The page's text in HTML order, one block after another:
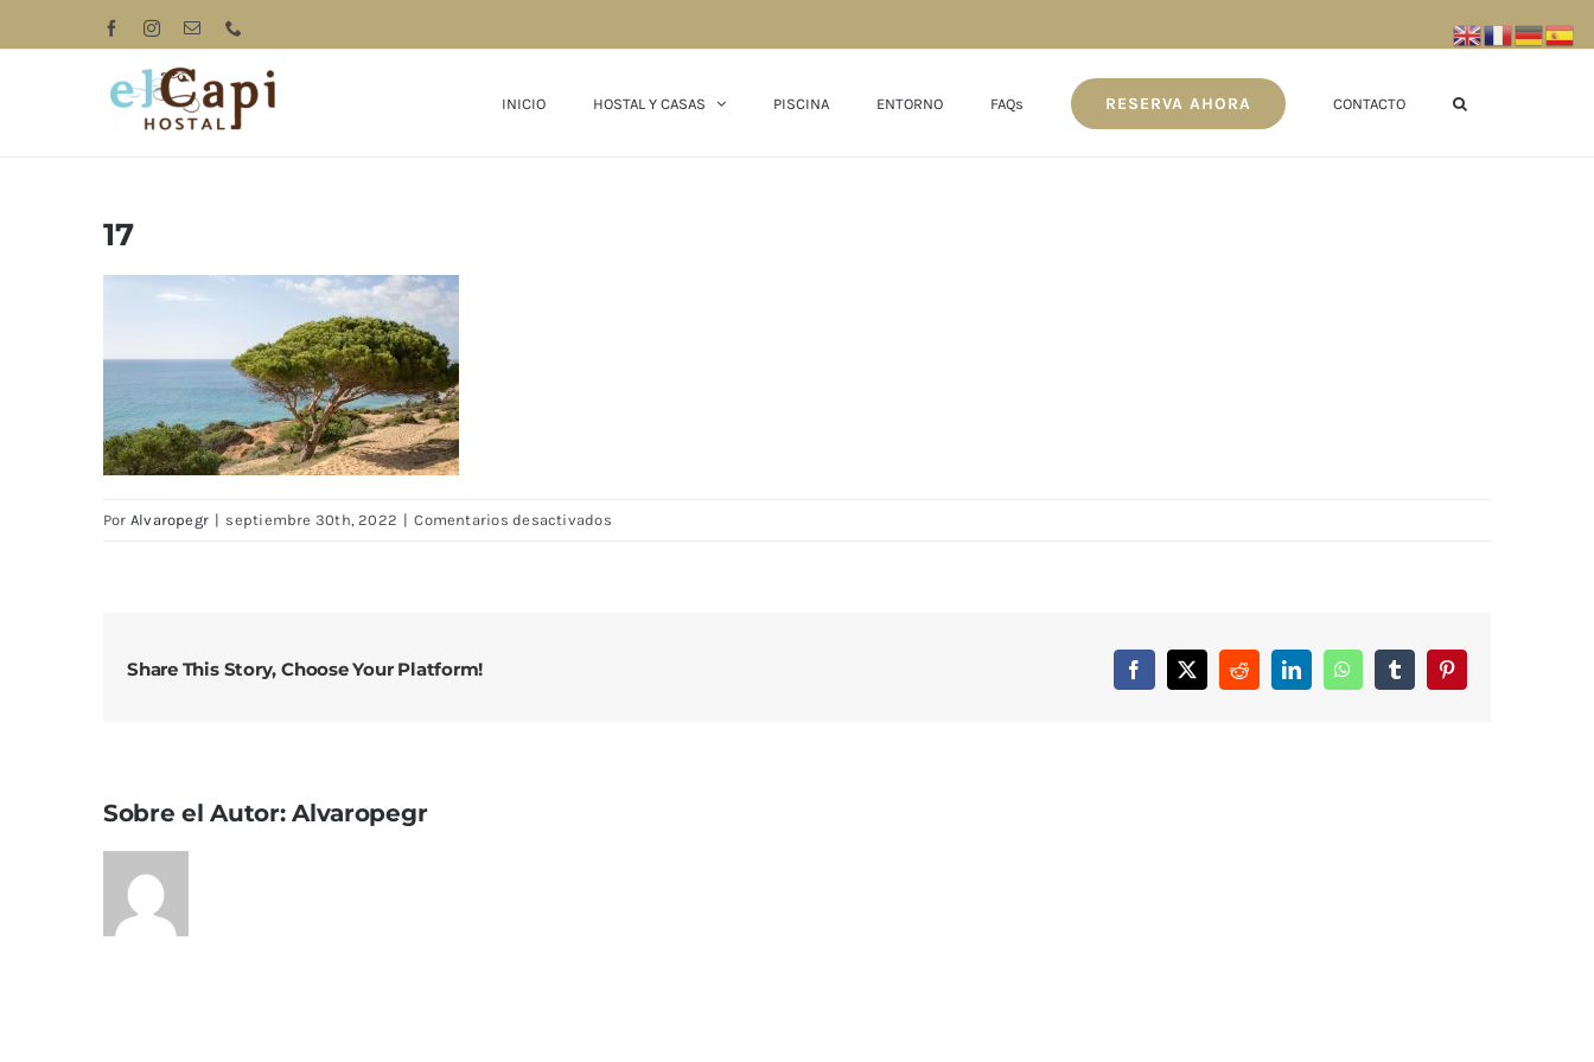
al
FacebookInstagram
Correo
INICIO HOSTAL Y CASAS PISCINA ENTORNO FAQs RESERVA AHORA CONTACTO
17
Por Alvaropegr | septiembre 30th, 2022 | Comentarios desactivadosen
Share This Story, Choose Your Platform! Facebook
X RedditLinkedInWhatsAppTumblrPinterest
Sobre el Autor:Alvaropegr